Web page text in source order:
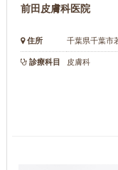
前田皮膚科医院
住所 千葉県千葉市
診療科目 皮膚科